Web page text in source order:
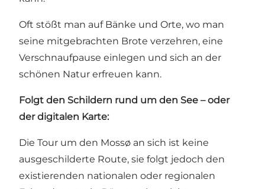
Oft stößt man auf Bänke und Orte, wo man
seine mitgebrachten Brote verzehren, eine
Verschnaufpause einlegen und sich an der
schönen Natur erfreuen kann.
Folgt den Schildern rund um den See – oder
der digitalen Karte:
Die Tour um den Mossø an sich ist keine
ausgeschilderte Route, sie folgt jedoch den
existierenden nationalen oder regionalen